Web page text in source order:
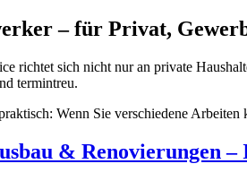
– für Privat,
richtet sich nicht nur an private
termintreu.
Wenn Sie verschiedene
& Renovierungen –